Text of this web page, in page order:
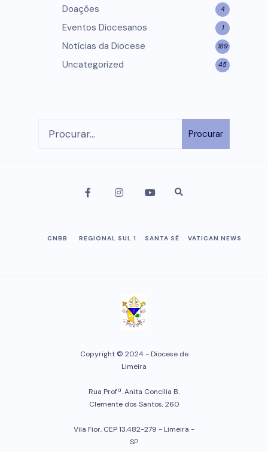
Doações 4
Eventos Diocesanos 1
Notícias da Diocese 189
Uncategorized 45
Procurar
CNBB REGIONAL SUL 1 SANTA SÉ VATICAN NEWS
Copyright © 2024 - Diocese de
Limeira
Rua Profª. Anita Concilia B.
Clemente dos Santos, 260
Vila Fior, CEP 13.482-279 - Limeira -
SP